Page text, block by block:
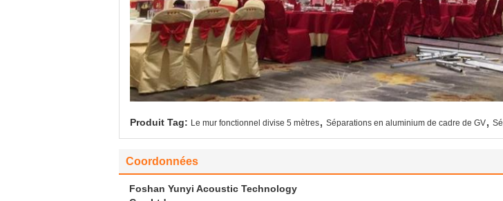
Produit Tag: Le mur fonctionnel divise 5 mètres, Séparations en aluminium de cadre de GV,
Coordonnées
Foshan Yunyi Acoustic Technology